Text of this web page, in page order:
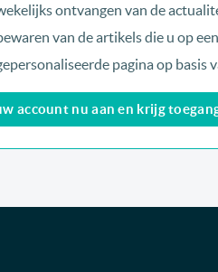
ontvangen van de
van de artikels die u op
pagina op basis
account nu aan en krijg